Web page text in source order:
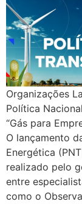
Organizações Lançam Posicionamento crítico à Nova Política Nacional de Transição Energética e ao Decreto “Gás para Empregar” Notícias 4 de setembro de 2024 O lançamento da Política Nacional de Transição Energética (PNTE) e do decreto “Gás para Empregar”, realizado pelo governo federal, gerou preocupações entre especialistas e organizações da sociedade civil, como o Observatório do Clima e a Coalizão Energia Limpa. Embora sejam reconhecidos os esforços para promover um futuro sustentável, há questionamentos sobre a falta de ambição e clareza das medidas propostas, especialmente no que diz respeito à inclusão da sociedade civil no processo de decisão e ao impacto sobre comunidades vulneráveis. A PNTE, que deveria guiar o país na transição para energias renováveis, apresenta diretrizes vagas e sem mecanismos claros de implementação. Ao mesmo tempo, o incentivo à expansão do mercado de gás natural, previsto no decreto “Gás para Empregar”, é visto como um obstáculo à verdadeira transição energética, ao perpetuar o uso de combustíveis fósseis. A exclusão de ambientalistas e representantes da sociedade civil nas discussões sobre o decreto também levanta sérios questionamentos sobre a transparência e participação democrática no processo. Para uma análise mais detalhada dessas iniciativas e suas possíveis consequências para o futuro energético do Brasil, confira o posicionamento oficial completo das organizações envolvidas, disponível no link a seguir. Posicionamento-_Gas-para-Empregar-Politica-Nacional-de-Transicao-Energetica Foto: Dinho Mendes / Itaipu Binacional AnteriorPróximo Como garantir justiça social na transição energética e aliviar o peso da conta de luz para as famílias mais vulneráveis?​ Como garantir justiça social na transição energética e aliviar o… Leia mais Renata Sembay21 de outubro de 2024 Consulta Pública: Coalizão Energia Limpa contribui com o MME sobre a operação em condição diferenciada de usinas termoelétricas para atendimento de potência no SIN Coalizão Energia Limpa contribui com o MME sobre a operação… Leia mais Rodrigp Pimenta7 de outubro de 2024 Coalizão Energia Limpa alerta sobre possível crise energética ainda este ano Coalizão Energia Limpa alerta sobre possível crise energética ainda este… Leia mais Rodrigp Pimenta26 de setembro de 2024 Posicionamento Crítico Crise Hídrica e Energia: Propostas para Aumentar a Resiliência do Sistema Elétrico no Horário de Ponta Posicionamento Crítico | Crise Hídrica e Resiliência Energética: Soluções para… Leia mais Renata Sembay26 de setembro de 2024 Organizações Lançam Posicionamento crítico à Nova Política Nacional de Transição Energética e ao Decreto “Gás para Empregar” Organizações Lançam Posicionamento crítico à Nova Política Nacional de Transição… Leia mais Renata Sembay4 de setembro de 2024 Carregar mais Integração de Energias Renováveis ao Sistema Elétrico